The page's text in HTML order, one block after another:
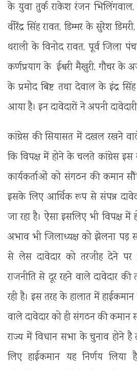
के युवा तुर्क राकेश रंजन भिलिंगवाल,
वीरेंद्र सिंह रावत, डिम्मर के सुरेश
थराली के विनोद रावत, पूर्व जिला
कर्णप्रयाग के ईश्वरी मैखुरी, गौचर के
के प्रमोद बिष्ट तथा देवाल के इंद्र
आया है। इन दावेदारों ने अपनी
कांग्रेस की सियासत में दखल रखने
कि विपक्ष में होने के चलते कांग्रेस इस
कार्यकर्ताओं को संगठन की कमान
इसके लिए आर्थिक रूप से संपन्न
जा रहा है। ऐसा इसलिए भी विपक्ष
अभाव भी जिलाध्यक्ष को झेलना पड़
से लेस दावेदार को तरजीह देने पर
राजनीति से दूर रहने वाले दावेदार
रही है। इस तरह के हालात में
वाले दावेदार को ही संगठन की कमान
राज्य में विधान सभा के चुनाव होने
लिए हाईकमान यह निर्णय